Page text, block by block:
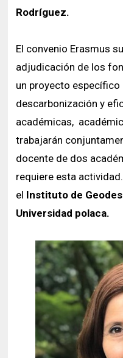
Rodríguez.
El convenio Erasmus
adjudicación de los
un proyecto específico
descarbonización y
académicas,
trabajarán
docente de dos
requiere esta
el Instituto de
Universidad polaca.